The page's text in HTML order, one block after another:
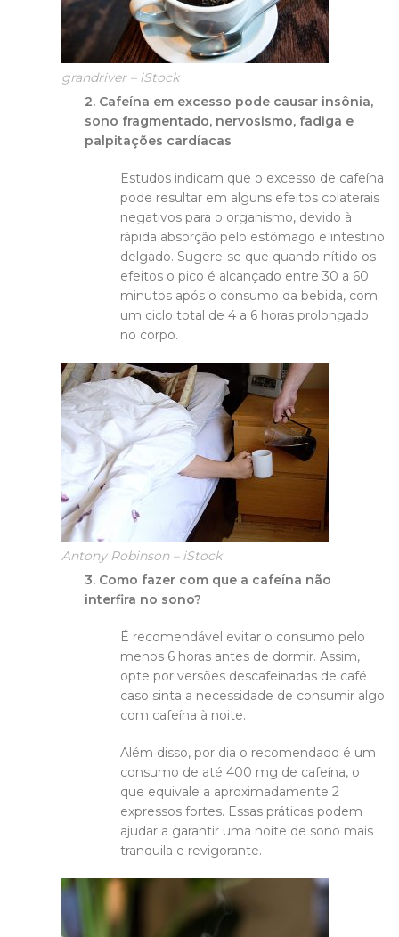
grandriver – iStock
2. Cafeína em excesso pode causar insônia,
sono fragmentado, nervosismo, fadiga e
palpitações cardíacas
Estudos indicam que o excesso de cafeína
pode resultar em alguns efeitos colaterais
negativos para o organismo, devido à
rápida absorção pelo estômago e intestino
delgado. Sugere-se que quando nítido os
efeitos o pico é alcançado entre 30 a 60
minutos após o consumo da bebida, com
um ciclo total de 4 a 6 horas prolongado
no corpo.
Antony Robinson – iStock
3. Como fazer com que a cafeína não
interfira no sono?
É recomendável evitar o consumo pelo
menos 6 horas antes de dormir. Assim,
opte por versões descafeinadas de café
caso sinta a necessidade de consumir algo
com cafeína à noite.
Além disso, por dia o recomendado é um
consumo de até 400 mg de cafeína, o
que equivale a aproximadamente 2
expressos fortes. Essas práticas podem
ajudar a garantir uma noite de sono mais
tranquila e revigorante.